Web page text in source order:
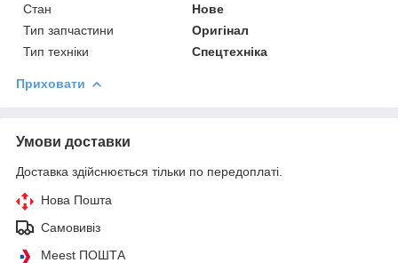
Стан
Нове
Тип запчастини
Оригінал
Тип техніки
Спецтехніка
Приховати
Умови доставки
Доставка здійснюється тільки по передоплаті.
Нова Пошта
Самовивіз
Meest ПОШТА